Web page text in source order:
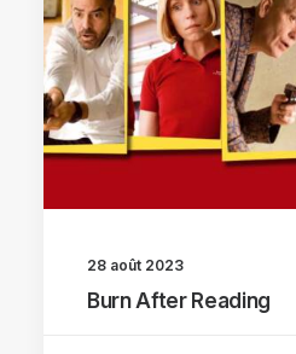
28 août 2023
Burn After Reading